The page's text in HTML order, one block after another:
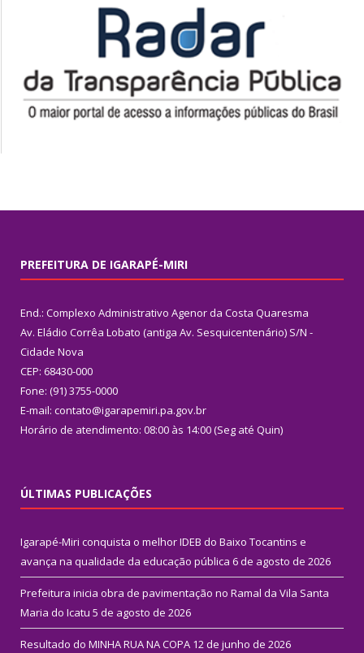
PREFEITURA DE IGARAPÉ-MIRI
End.: Complexo Administrativo Agenor da Costa Quaresma
Av. Eládio Corrêa Lobato (antiga Av. Sesquicentenário) S/N -
Cidade Nova
CEP: 68430-000
Fone: (91) 3755-0000
E-mail: contato@igarapemiri.pa.gov.br
Horário de atendimento: 08:00 às 14:00 (Seg até Quin)
ÚLTIMAS PUBLICAÇÕES
Igarapé-Miri conquista o melhor IDEB do Baixo Tocantins e
avança na qualidade da educação pública 6 de agosto de 2026
Prefeitura inicia obra de pavimentação no Ramal da Vila Santa
Maria do Icatu 5 de agosto de 2026
Resultado do MINHA RUA NA COPA 12 de junho de 2026